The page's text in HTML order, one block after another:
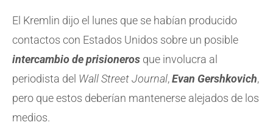
El Kremlin dijo el lunes que se habían producido
contactos con Estados Unidos sobre un posible
intercambio de prisioneros que involucra al
periodista del Wall Street Journal,Evan Gershkovich,
pero que estos deberían mantenerse alejados de los
medios.